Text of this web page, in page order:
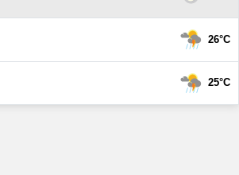
26°C
25°C